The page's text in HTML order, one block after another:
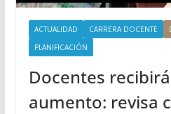
ACTUALIDAD CARRERA DOCENTE
PLANIFICACIÓN
Docentes
aumento: revisa